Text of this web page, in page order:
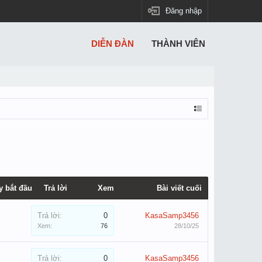
Đăng nhập
bắt đầu Trả lời Xem Bài viết cuối
Trả lời: 0
Xem: 76
KasaSamp3456
28/10/25
Trả lời: 0 KasaSamp3456
DIỄN ĐÀN THÀNH VIÊN